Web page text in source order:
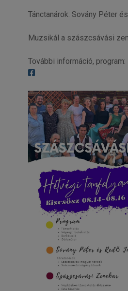
Tánctanárok: Sovány Péter
Muzsikál a szászcsávási
További információ, program: